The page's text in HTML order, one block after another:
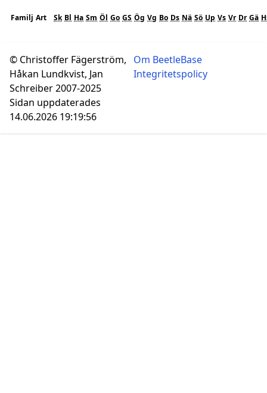
Familj Art Sk Bl Ha Sm Öl Go GS Ög Vg Bo Ds Nä Sö Up Vs Vr Dr Gä
© Christoffer Fägerström,
Håkan Lundkvist, Jan
Schreiber 2007-2025
Sidan uppdaterades
14.06.2026 19:19:56
Om BeetleBase
Integritetspolicy